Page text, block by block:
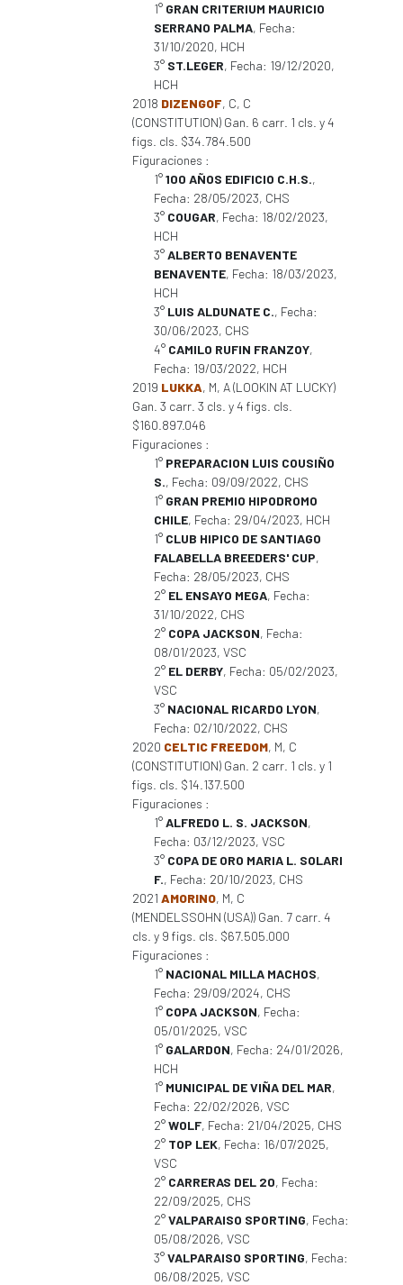
1° GRAN CRITERIUM MAURICIO
SERRANO PALMA, Fecha:
31/10/2020, HCH
3° ST.LEGER, Fecha: 19/12/2020,
HCH
2018 DIZENGOF, C, C
(CONSTITUTION) Gan. 6 carr. 1 cls. y 4
figs. cls. $34.784.500
Figuraciones :
1°100 AÑOS EDIFICIO C.H.S.,
Fecha: 28/05/2023, CHS
3° COUGAR, Fecha: 18/02/2023,
HCH
3°ALBERTO BENAVENTE
BENAVENTE, Fecha: 18/03/2023,
HCH
3° LUIS ALDUNATE C., Fecha:
30/06/2023, CHS
4° CAMILO RUFIN FRANZOY,
Fecha: 19/03/2022, HCH
2019 LUKKA, M, A (LOOKIN AT LUCKY)
Gan. 3 carr. 3 cls. y 4 figs. cls.
$160.897.046
Figuraciones :
1° PREPARACION LUIS COUSIÑO
S., Fecha: 09/09/2022, CHS
1° GRAN PREMIO HIPODROMO
CHILE, Fecha: 29/04/2023, HCH
1° CLUB HIPICO DE SANTIAGO
FALABELLA BREEDERS' CUP,
Fecha: 28/05/2023, CHS
2° EL ENSAYO MEGA, Fecha:
31/10/2022, CHS
2° COPA JACKSON, Fecha:
08/01/2023, VSC
2° EL DERBY, Fecha: 05/02/2023,
VSC
3° NACIONAL RICARDO LYON,
Fecha: 02/10/2022, CHS
2020 CELTIC FREEDOM, M, C
(CONSTITUTION) Gan. 2 carr. 1 cls. y 1
figs. cls. $14.137.500
Figuraciones :
1°ALFREDO L. S. JACKSON,
Fecha: 03/12/2023, VSC
3° COPA DE ORO MARIA L. SOLARI
F., Fecha: 20/10/2023, CHS
2021 AMORINO, M, C
(MENDELSSOHN (USA)) Gan. 7 carr. 4
cls. y 9 figs. cls. $67.505.000
Figuraciones :
1° NACIONAL MILLA MACHOS,
Fecha: 29/09/2024, CHS
1° COPA JACKSON, Fecha:
05/01/2025, VSC
1° GALARDON, Fecha: 24/01/2026,
HCH
1° MUNICIPAL DE VIÑA DEL MAR,
Fecha: 22/02/2026, VSC
2°WOLF, Fecha: 21/04/2025, CHS
2° TOP LEK, Fecha: 16/07/2025,
VSC
2° CARRERAS DEL 20, Fecha:
22/09/2025, CHS
2°VALPARAISO SPORTING, Fecha:
05/08/2026, VSC
3°VALPARAISO SPORTING, Fecha:
06/08/2025, VSC